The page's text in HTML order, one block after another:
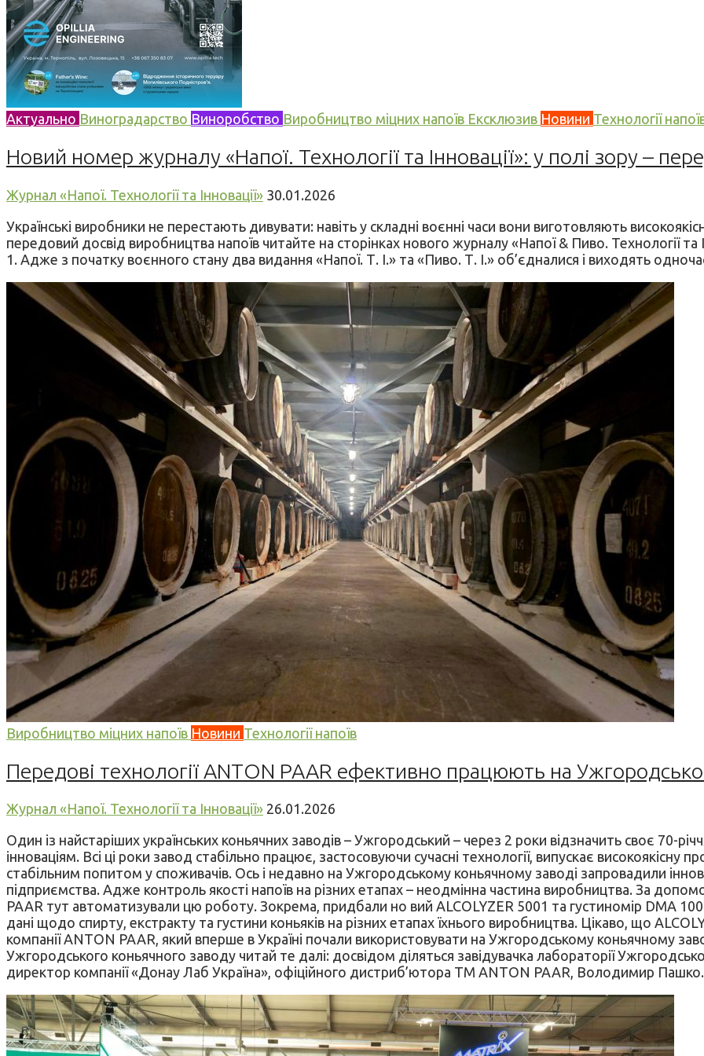
Актуально Виноградарство Виноробство Виробництво міцних напоїв Ексклюзив Новини Технології
Новий номер журналу «Напої. Технології та Інновації»: у полі зору –
Журнал «Напої. Технології та Інновації» 30.01.2026
Українські виробники не перестають дивувати: навіть у складні воєнні часи вони виготовляють
передовий досвід виробництва напоїв читайте на сторінках нового журналу «Напої & Пиво. Технології
1. Адже з початку воєнного стану два видання «Напої. Т. І.» та «Пиво. Т. І.» об’єдналися і виходять
Виробництво міцних напоїв Новини Технології напоїв
Передові технології ANTON PAAR ефективно працюють на
Журнал «Напої. Технології та Інновації» 26.01.2026
Один із найстаріших українських коньячних заводів – Ужгородський – через 2 роки відзначить своє 70-
інноваціям. Всі ці роки завод стабільно працює, застосовуючи сучасні технології, випускає високоякісну
стабільним попитом у споживачів. Ось і недавно на Ужгородському коньячному заводі запровадили
підприємства. Адже контроль якості напоїв на різних етапах – неодмінна частина виробництва. За
PAAR тут автоматизували цю роботу. Зокрема, придбали но вий ALCOLYZER 5001 та густиномір DMA
дані щодо спирту, екстракту та густини коньяків на різних етапах їхнього виробництва. Цікаво, що
компанії ANTON PAAR, який вперше в Україні почали використовувати на Ужгородському коньячному
Ужгородського коньячного заводу читай те далі: досвідом діляться завідувачка лабораторії
директор компанії «Донау Лаб Україна», офіційного дистриб’ютора ТМ ANTON PAAR, Володимир